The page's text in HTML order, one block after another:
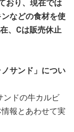
おり、現在では
などの食材を使
、Cは販売休止
サンド」につい
ンドの牛カルビ
報とあわせて実